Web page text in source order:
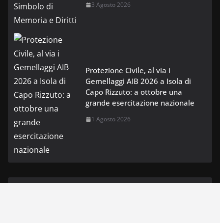
3 Agosto 2026
Protezione Civile, al via i
Gemellaggi AIB 2026 a Isola di
Capo Rizzuto: a ottobre una
grande esercitazione nazionale
1 Agosto 2026